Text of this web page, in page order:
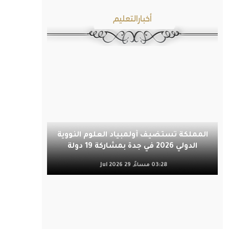
أخبارالتعليم
المملكة تستضيف أولمبياد العلوم النووية
الدولي 2026 في جدة بمشاركة 19 دولة
03:28 مساءً, 29 Jul 2026